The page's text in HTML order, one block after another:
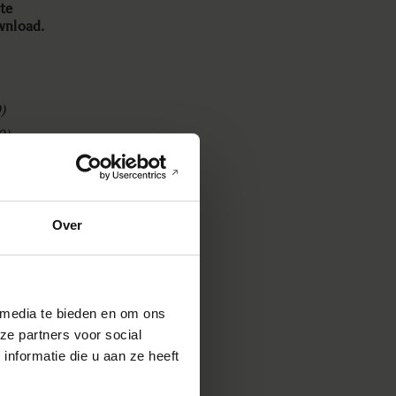
Over
te bieden en om ons
partners voor social
die u aan ze heeft
is